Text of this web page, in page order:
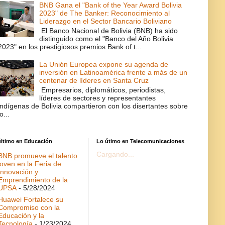
BNB Gana el "Bank of the Year Award Bolivia
2023" de The Banker: Reconocimiento al
Liderazgo en el Sector Bancario Boliviano
El Banco Nacional de Bolivia (BNB) ha sido
distinguido como el "Banco del Año Bolivia
en los prestigiosos premios Bank of t...
La Unión Europea expone su agenda de
inversión en Latinoamérica frente a más de un
centenar de líderes en Santa Cruz
Empresarios, diplomáticos, periodistas,
líderes de sectores y representantes
de Bolivia compartieron con los disertantes sobre
en Educación
promueve el talento
en la Feria de
y
de la
- 5/28/2024
Fortalece su
con la
y la
- 1/23/2024
Lo útimo en Telecomunicaciones
Cargando...